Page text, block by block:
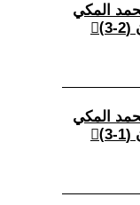
المكي
3)ْ
المكي
3)ْ